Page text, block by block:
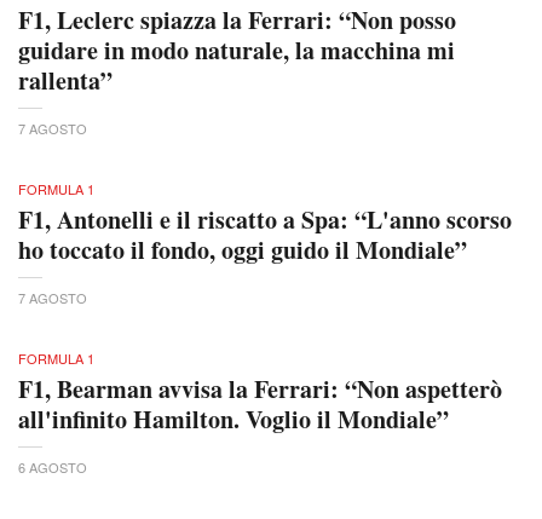
F1, Leclerc spiazza la Ferrari: “Non posso
guidare in modo naturale, la macchina mi
rallenta”
7 AGOSTO
FORMULA 1
F1, Antonelli e il riscatto a Spa: “L'anno scorso
ho toccato il fondo, oggi guido il Mondiale”
7 AGOSTO
FORMULA 1
F1, Bearman avvisa la Ferrari: “Non aspetterò
all'infinito Hamilton. Voglio il Mondiale”
6 AGOSTO